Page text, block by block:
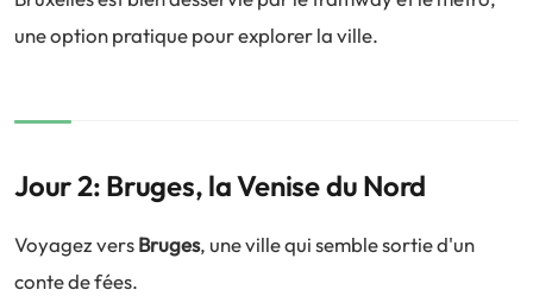
une option pratique pour explorer la ville.
Jour 2: Bruges, la Venise du Nord
Voyagez versBruges, une ville qui semble sortie d'un
conte de fées.